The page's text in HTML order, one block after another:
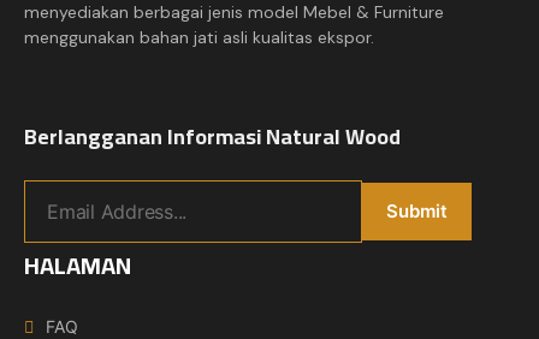
menyediakan berbagai jenis model Mebel & Furniture
menggunakan bahan jati asli kualitas ekspor.
Berlangganan Informasi Natural Wood
HALAMAN
FAQ